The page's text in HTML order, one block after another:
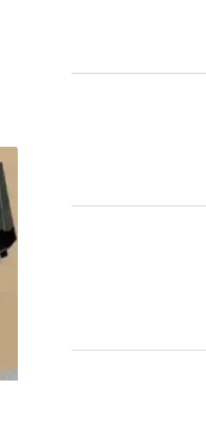
ҚАЗІР ОҚЫЛЫП